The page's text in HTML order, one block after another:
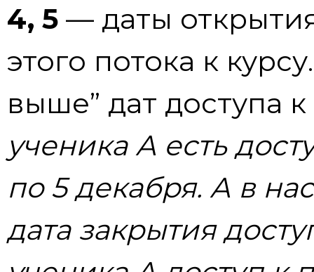
4, 5 — даты
этого потока к
выше” дат доступа
ученика А есть
по 5 декабря. А в
дата закрытия